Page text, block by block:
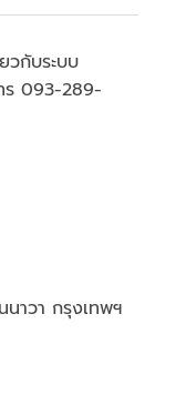
วกับระบบ
ร 093-289-
าวา กรุงเทพฯ